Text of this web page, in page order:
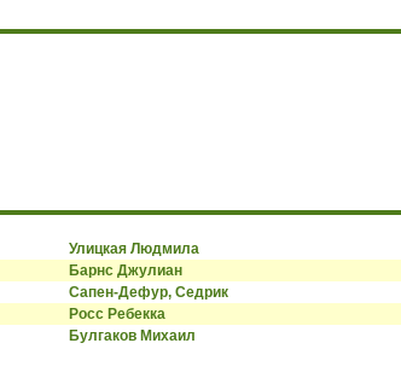
Улицкая Людмила
Барнс Джулиан
Сапен-Дефур, Седрик
Росс Ребекка
Булгаков Михаил